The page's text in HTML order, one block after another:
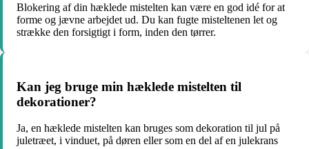
Blokering af din hæklede mistelten kan være en god idé for at
forme og jævne arbejdet ud. Du kan fugte misteltenen let og
strække den forsigtigt i form, inden den tørrer.
Kan jeg bruge min hæklede mistelten til
dekorationer?
Ja, en hæklede mistelten kan bruges som dekoration til jul på
juletræet, i vinduet, på døren eller som en del af en julekrans